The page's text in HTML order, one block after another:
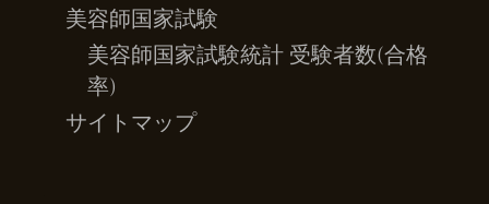
美容師国家試験
美容師国家試験統計 受験者数(合格
率)
サイトマップ